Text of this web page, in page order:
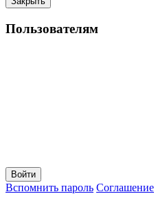
Пользователям
Вспомнить пароль Соглашение